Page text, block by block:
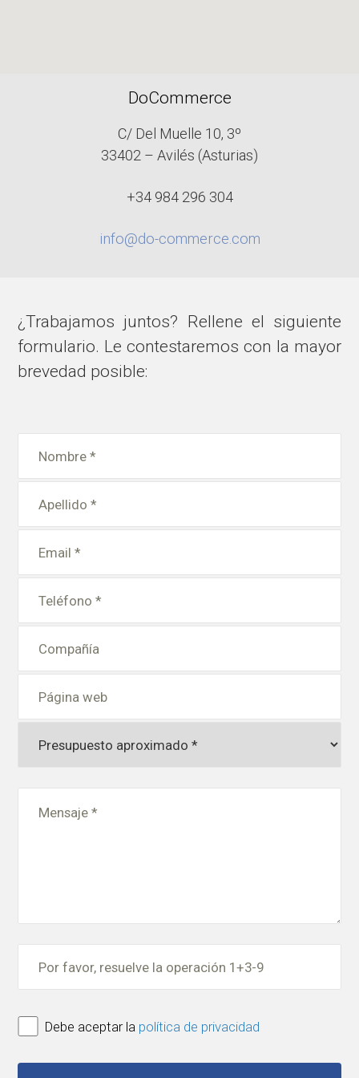
DoCommerce
C/ Del Muelle 10, 3º
33402 – Avilés (Asturias)
+34 984 296 304
info@do-commerce.com
¿Trabajamos juntos? Rellene el siguiente
formulario. Le contestaremos con la mayor
brevedad posible:
Debe aceptar la política de privacidad